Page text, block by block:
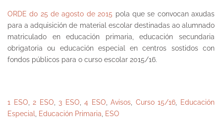
ORDE do 25 de agosto de 2015 pola que se convocan axudas
para aadquisición de material escolardestinadas ao alumnado
matriculado en educación primaria, educación secundaria
obrigatoria ou educación especialen centros sostidos con
fondos públicos para o curso escolar 2015/16.
1 ESO,2 ESO, 3 ESO,4 ESO,Avisos, Curso 15/16,
Educación
Especial, Educación Primaria, ESO